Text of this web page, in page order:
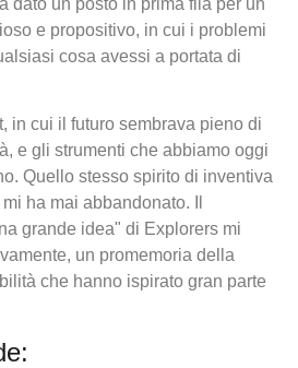
dato un posto in prima fila per un
e propositivo, in cui i problemi
cosa avessi a portata di
in cui il futuro sembrava pieno di
e gli strumenti che abbiamo oggi
Quello stesso spirito di inventiva
ha mai abbandonato. Il
grande idea" di Explorers mi
un promemoria della
che hanno ispirato gran parte